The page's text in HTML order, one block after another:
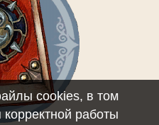
cookies, в том
работы